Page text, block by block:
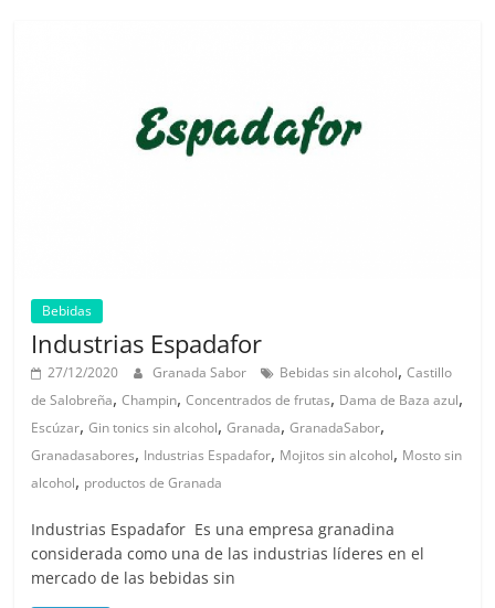
Bebidas
Industrias Espadafor
27/12/2020 Granada Sabor Bebidas sin alcohol,Castillo
de Salobreña,Champin,Concentrados de frutas, Dama de Baza azul,
Escúzar,Gin tonics sin alcohol,Granada,GranadaSabor,
Granadasabores, Industrias Espadafor, Mojitos sin alcohol, Mosto sin
alcohol, productos de Granada
Industrias Espadafor Es una empresa granadina
considerada como una de las industrias líderes en el
mercado de las bebidas sin